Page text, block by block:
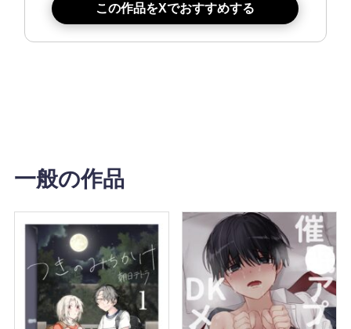
この作品をXでおすすめする
一般の作品